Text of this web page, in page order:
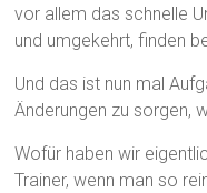
vor allem das schnelle
und umgekehrt, finden
Und das ist nun mal
Änderungen zu sorgen,
Wofür haben wir
Trainer, wenn man so